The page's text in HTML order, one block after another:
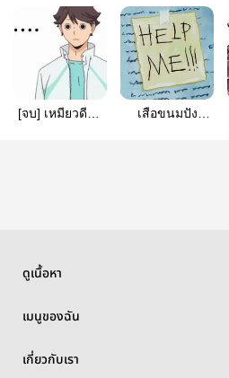
[จบ]​ เหมียวดีส |
เสือขนมปัง
ดูเนื้อหา
เมนูของฉัน
เกี่ยวกับเรา